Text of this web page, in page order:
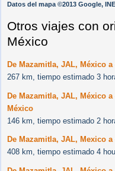
Datos del mapa ©2013 Google,
Otros viajes con
México
De Mazamitla, JAL, México
267 km, tiempo estimado 3
De Mazamitla, JAL, México
México
146 km, tiempo estimado 2
De Mazamitla, JAL, Mexico
408 km, tiempo estimado 4